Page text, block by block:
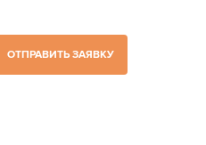
ОТПРАВИТЬ ЗАЯВКУ